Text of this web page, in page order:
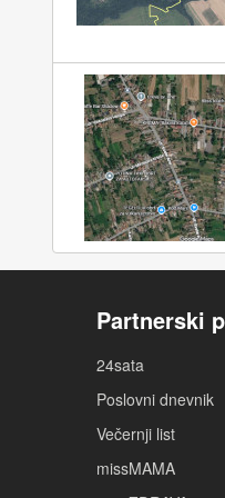
Partnerski
24sata
Poslovni dnevnik
Večernji list
missMAMA